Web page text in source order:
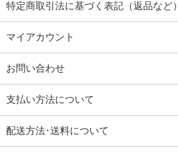
特定商取引法に基づく表記（返品など）
マイアカウント
お問い合わせ
支払い方法について
配送方法･送料について